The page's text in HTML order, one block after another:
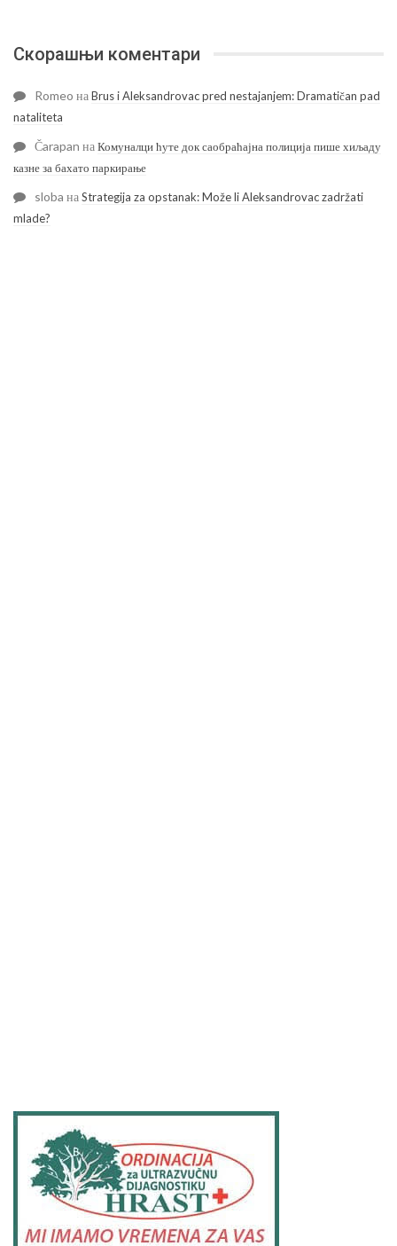
Скорашњи коментари
Romeo наBrus i Aleksandrovac pred nestajanjem: Dramatičan pad
nataliteta
Čarapan наКомуналци ћуте док саобраћајна полиција пише хиљаду
казне за бахато паркирање
sloba наStrategija za opstanak: Može li Aleksandrovac zadržati
mlade?